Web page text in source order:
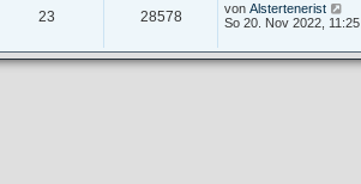
23 28578 von Alstertenerist
So 20. Nov 2022, 11:25